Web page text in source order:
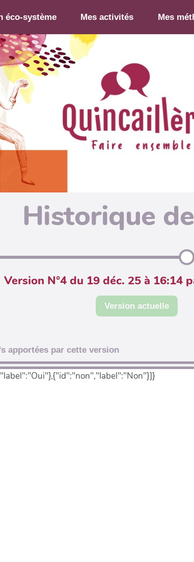
éco-système Mes activités Mes
Historique
Version N°4 du 19 déc. 25 à 16:14
Version actuelle
apportées par cette version